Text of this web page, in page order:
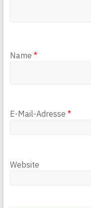
Name *
E-Mail-Adresse *
Website